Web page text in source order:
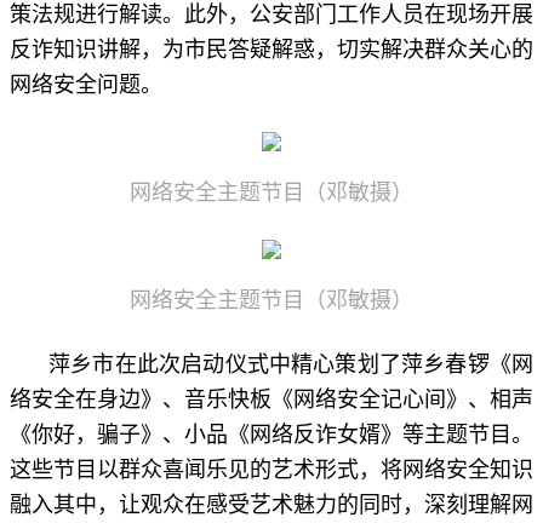
策法规进行解读。此外，公安部门工作人员在现场开展
反诈知识讲解，为市民答疑解惑，切实解决群众关心的
网络安全问题。
网络安全主题节目（邓敏摄）
网络安全主题节目（邓敏摄）
萍乡市在此次启动仪式中精心策划了萍乡春锣《网
络安全在身边》、音乐快板《网络安全记心间》、相声
《你好，骗子》、小品《网络反诈女婿》等主题节目。
这些节目以群众喜闻乐见的艺术形式，将网络安全知识
融入其中，让观众在感受艺术魅力的同时，深刻理解网